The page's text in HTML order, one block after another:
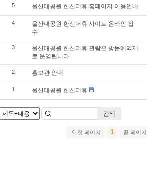
5 울산대공원 한신더휴 홈페이지 이용안내
4
울산대공원 한신더휴 사이트 온라인 접
수
3
울산대공원 한신더휴 관람은 방문예약제
로 운영됩니다.
2 홍보관 안내
1 울산대공원 한신더휴
검색
첫 페이지 1 끝 페이지